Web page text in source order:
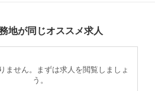
地が同じオススメ求人
ません。まずは求人を閲覧しましょ
う。